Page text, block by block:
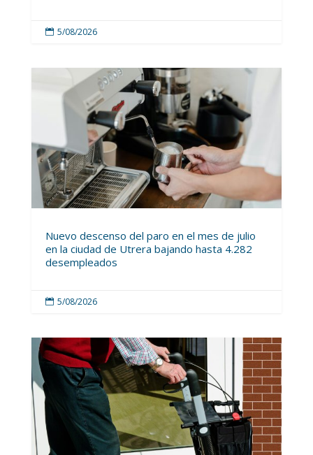
 5/08/2026
Nuevo descenso del paro en el mes de julio
en la ciudad de Utrera bajando hasta 4.282
desempleados
 5/08/2026